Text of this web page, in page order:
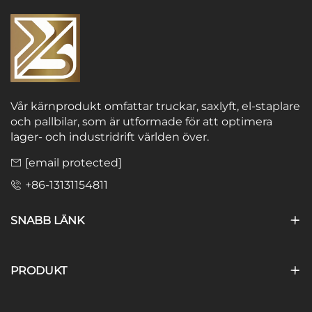
Vår kärnprodukt omfattar truckar, saxlyft, el-staplare
och pallbilar, som är utformade för att optimera
lager- och industridrift världen över.
[email protected]
+86-13131154811
SNABB LÄNK
PRODUKT